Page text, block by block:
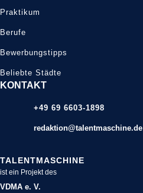
Praktikum
Berufe
Bewerbungstipps
Beliebte Städte
KONTAKT
+49 69 6603-1898
redaktion@talentmaschine.de
TALENTMASCHINE
ist ein Projekt des
VDMA e. V.